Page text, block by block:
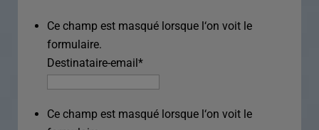
Ce champ est masqué lorsque l‘on voit le
formulaire.
Destinataire-email*
Ce champ est masqué lorsque l‘on voit le